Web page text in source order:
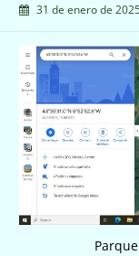
31 de enero de